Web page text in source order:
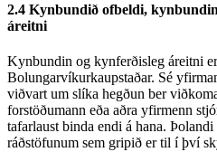
2.4 Kynbundið ofbeldi,
áreitni
Kynbundin og kynferðisleg áreitni
Bolungarvíkurkaupstaðar. Sé
viðvart um slíka hegðun ber
forstöðumann eða aðra yfirmenn
tafarlaust binda endi á hana.
ráðstöfunum sem gripið er til í því